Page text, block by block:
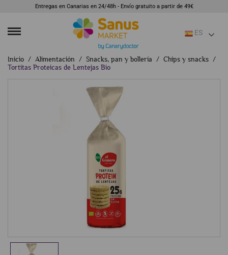
Entregas en Canarias en 24/48h - Envío gratuito a partir de 49€
ES
Inicio Alimentación Snacks, pan y bollería
Chips y snacks
Tortitas Proteicas de Lentejas Bio